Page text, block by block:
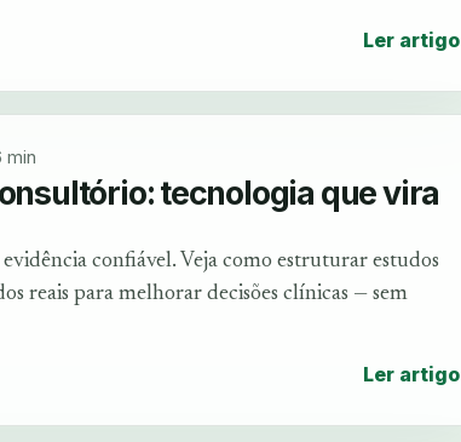
Ler artigo
min
tecnologia que vira
confiável. Veja como estruturar estudos
reais para melhorar decisões clínicas — sem
Ler artigo